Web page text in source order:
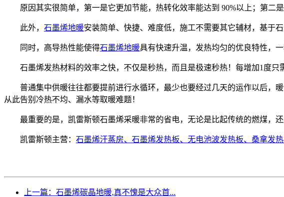
原因其实很简单，第一是它更加节能，热转化效率能达到 90%以上；第二
此外， 石墨烯地暖安装简单、快捷、难度低，施工不需要其它辅材，基于
同时，高导热性能使得石墨烯地暖具有快速升温，发热均匀的优良特性，一
石墨烯发热材料的效率之快，不仅是秒热，而且是极速秒热！每增加1度
普通集中供暖往往都要提前进行水循环，最少也要经过几天的运作以后，
从此告别冷热不均、漏水等取暖难题！
最重要的是，凯雷斯顿石墨烯采暖非常的省电，无论是比起传统的燃煤，
凯雷斯顿主营： 石墨烯汗蒸房、石墨烯发热板、无电池波发热板、桑拿发
上一篇：石墨烯碳晶地暖,真不愧是大众首...